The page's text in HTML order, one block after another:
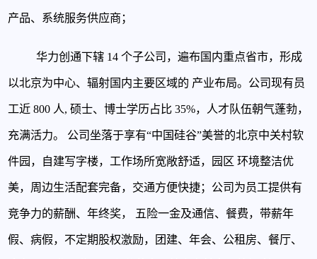
产品、系统服务供应商；
华力创通下辖 14 个子公司，遍布国内重点省市，形成
以北京为中心、辐射国内主要区域的 产业布局。公司现有员
工近 800 人, 硕士、博士学历占比 35%，人才队伍朝气蓬勃，
充满活力。 公司坐落于享有“中国硅谷”美誉的北京中关村软
件园，自建写字楼，工作场所宽敞舒适，园区环境整洁优
美，周边生活配套完备，交通方便快捷；公司为员工提供有
竞争力的薪酬、年终奖， 五险一金及通信、餐费，带薪年
假、病假，不定期股权激励，团建、年会、公租房、餐厅、